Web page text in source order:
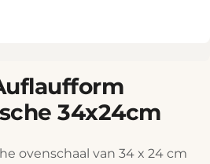
34x24cm
ovenschaal van 34 x 24 cm